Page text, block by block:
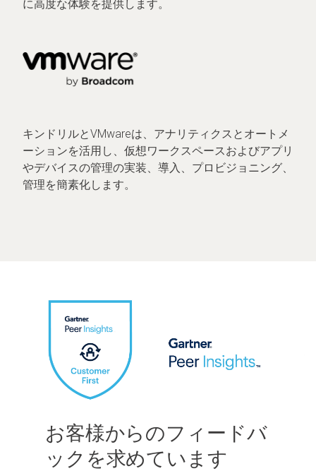
に高度な体験を提供します。
キンドリルとVMwareは、アナリティクスとオートメ
ーションを活用し、仮想ワークスペースおよびアプリ
やデバイスの管理の実装、導入、プロビジョニング、
管理を簡素化します。
お客様からのフィードバ
ックを求めています